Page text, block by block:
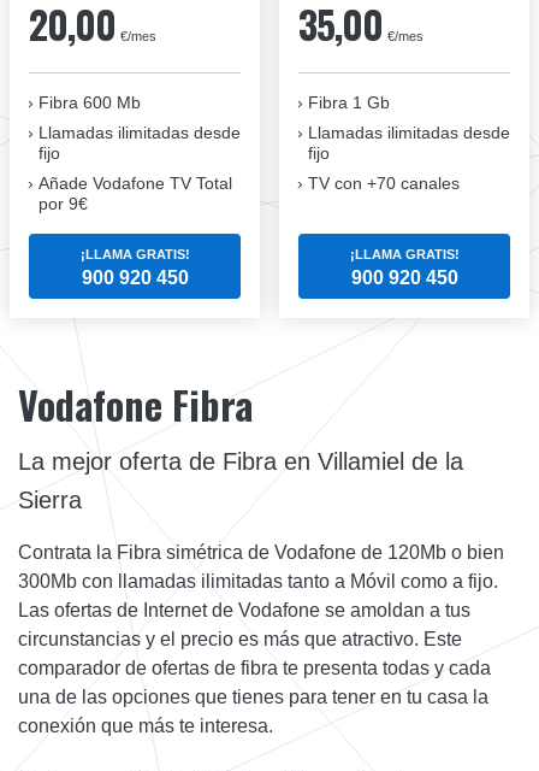
20,00 €/mes
Fibra 600 Mb
Llamadas ilimitadas desde
fijo
Añade Vodafone TV Total
por 9€
¡LLAMA GRATIS!
900 920 450
35,00 €/mes
Fibra 1 Gb
Llamadas ilimitadas desde
fijo
TV con +70 canales
¡LLAMA GRATIS!
900 920 450
Vodafone Fibra
La mejor oferta de Fibra en Villamiel de la
Sierra
Contrata la Fibra simétrica de Vodafone de 120Mb o bien
300Mb con llamadas ilimitadas tanto a Móvil como a fijo.
Las ofertas de Internet de Vodafone se amoldan a tus
circunstancias y el precio es más que atractivo. Este
comparador de ofertas de fibra te presenta todas y cada
una de las opciones que tienes para tener en tu casa la
conexión que más te interesa.